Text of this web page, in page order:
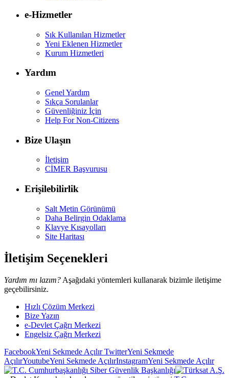
e-Hizmetler
Sık Kullanılan Hizmetler
Yeni Eklenen Hizmetler
Kurum Hizmetleri
Yardım
Genel Yardım
Sıkça Sorulanlar
Güvenliğiniz İçin
Help For Non-Citizens
Bize Ulaşın
İletişim
CİMER Başvurusu
Erişilebilirlik
Salt Metin Görünümü
Daha Belirgin Odaklama
Klavye Kısayolları
Site Haritası
İletişim Seçenekleri
Yardım mı lazım? Aşağıdaki yöntemleri kullanarak bizimle iletişime
geçebilirsiniz.
Hızlı Çözüm Merkezi
Bize Yazın
e-Devlet Çağrı Merkezi
Engelsiz Çağrı Merkezi
FacebookYeni Sekmede AçılırTwitterYeni Sekmede
AçılırYoutubeYeni Sekmede AçılırInstagramYeni Sekmede Açılır